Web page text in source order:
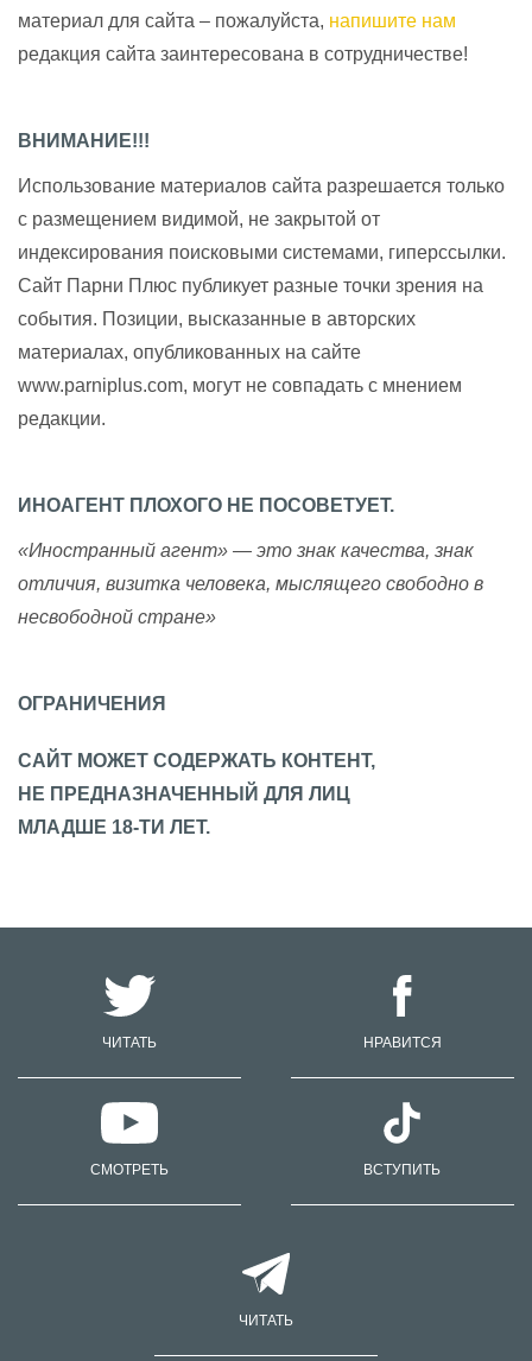
материал для сайта – пожалуйста, напишите нам
редакция сайта заинтересована в сотрудничестве!
ВНИМАНИЕ!!!
Использование материалов сайта разрешается только
с размещением видимой, не закрытой от
индексирования поисковыми системами, гиперссылки.
Сайт Парни Плюс публикует разные точки зрения на
события. Позиции, высказанные в авторских
материалах, опубликованных на сайте
www.parniplus.com, могут не совпадать с мнением
редакции.
ИНОАГЕНТ ПЛОХОГО НЕ ПОСОВЕТУЕТ.
«Иностранный агент» — это знак качества, знак
отличия, визитка человека, мыслящего свободно в
несвободной стране»
ОГРАНИЧЕНИЯ
САЙТ МОЖЕТ СОДЕРЖАТЬ КОНТЕНТ,
НЕ ПРЕДНАЗНАЧЕННЫЙ ДЛЯ ЛИЦ
МЛАДШЕ 18-ТИ ЛЕТ.
ЧИТАТЬ НРАВИТСЯ
СМОТРЕТЬ ВСТУПИТЬ
ЧИТАТЬ